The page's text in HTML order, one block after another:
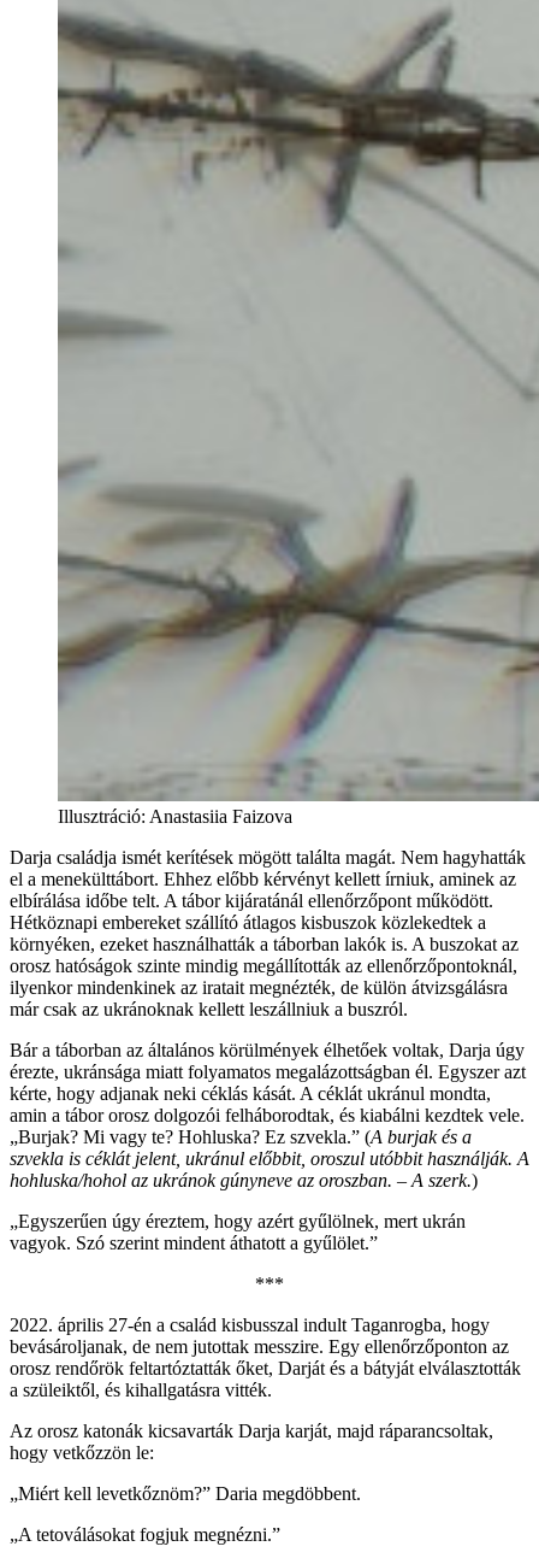
Illusztráció: Anastasiia Faizova
Darja családja ismét kerítések mögött találta magát. Nem hagyhatták
el a menekülttábort. Ehhez előbb kérvényt kellett írniuk, aminek az
elbírálása időbe telt. A tábor kijáratánál ellenőrzőpont működött.
Hétköznapi embereket szállító átlagos kisbuszok közlekedtek a
környéken, ezeket használhatták a táborban lakók is. A buszokat az
orosz hatóságok szinte mindig megállították az ellenőrzőpontoknál,
ilyenkor mindenkinek az iratait megnézték, de külön átvizsgálásra
már csak az ukránoknak kellett leszállniuk a buszról.
Bár a táborban az általános körülmények élhetőek voltak, Darja úgy
érezte, ukránsága miatt folyamatos megalázottságban él. Egyszer azt
kérte, hogy adjanak neki céklás kását. A céklát ukránul mondta,
amin a tábor orosz dolgozói felháborodtak, és kiabálni kezdtek vele.
„Burjak? Mi vagy te? Hohluska? Ez szvekla.” (A burjak és a
szvekla is céklát jelent, ukránul előbbit, oroszul utóbbit használják. A
hohluska/hohol az ukránok gúnyneve az oroszban. – A szerk.)
„Egyszerűen úgy éreztem, hogy azért gyűlölnek, mert ukrán
vagyok. Szó szerint mindent áthatott a gyűlölet.”
***
2022. április 27-én a család kisbusszal indult Taganrogba, hogy
bevásároljanak, de nem jutottak messzire. Egy ellenőrzőponton az
orosz rendőrök feltartóztatták őket, Darját és a bátyját elválasztották
a szüleiktől, és kihallgatásra vitték.
Az orosz katonák kicsavarták Darja karját, majd ráparancsoltak,
hogy vetkőzzön le:
„Miért kell levetkőznöm?” Daria megdöbbent.
„A tetoválásokat fogjuk megnézni.”